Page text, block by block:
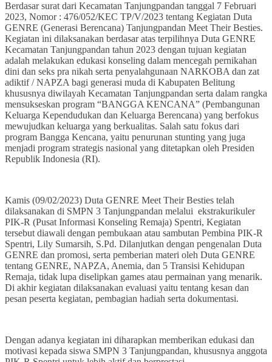
Berdasar surat dari Kecamatan Tanjungpandan tanggal 7 Februari
2023, Nomor : 476/052/KEC TP/V/2023 tentang Kegiatan Duta
GENRE (Generasi Berencana) Tanjungpandan Meet Their Besties.
Kegiatan ini dilaksanakan berdasar atas terpilihnya Duta GENRE
Kecamatan Tanjungpandan tahun 2023 dengan tujuan kegiatan
adalah melakukan edukasi konseling dalam mencegah pernikahan
dini dan seks pra nikah serta penyalahgunaan NARKOBA dan zat
adiktif / NAPZA bagi generasi muda di Kabupaten Belitung
khususnya diwilayah Kecamatan Tanjungpandan serta dalam rangka
mensukseskan program “BANGGA KENCANA” (Pembangunan
Keluarga Kependudukan dan Keluarga Berencana) yang berfokus
mewujudkan keluarga yang berkualitas. Salah satu fokus dari
program Bangga Kencana, yaitu penurunan stunting yang juga
menjadi program strategis nasional yang ditetapkan oleh Presiden
Republik Indonesia (RI).
Kamis (09/02/2023) Duta GENRE Meet Their Besties telah
dilaksanakan di SMPN 3 Tanjungpandan melalui ekstrakurikuler
PIK-R (Pusat Informasi Konseling Remaja) Spentri, Kegiatan
tersebut diawali dengan pembukaan atau sambutan Pembina PIK-R
Spentri, Lily Sumarsih, S.Pd. Dilanjutkan dengan pengenalan Duta
GENRE dan promosi, serta pemberian materi oleh Duta GENRE
tentang GENRE, NAPZA, Anemia, dan 5 Transisi Kehidupan
Remaja, tidak lupa diselipkan games atau permainan yang menarik.
Di akhir kegiatan dilaksanakan evaluasi yaitu tentang kesan dan
pesan peserta kegiatan, pembagian hadiah serta dokumentasi.
Dengan adanya kegiatan ini diharapkan memberikan edukasi dan
motivasi kepada siswa SMPN 3 Tanjungpandan, khususnya anggota